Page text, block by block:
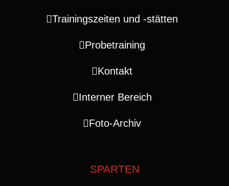
Trainingszeiten und ‑stätten
Probetraining
Kontakt
Interner Bereich
Foto-Archiv
SPARTEN